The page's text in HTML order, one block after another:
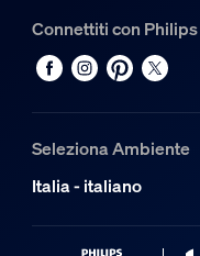
Connettiti con
Seleziona Ambiente
Italia - italiano